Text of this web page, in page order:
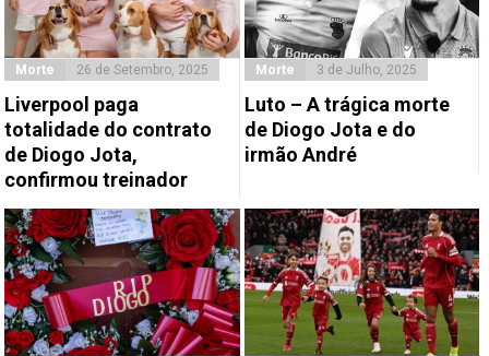
Morte 26 de Setembro, 2025
Liverpool paga
totalidade do contrato
de Diogo Jota,
confirmou treinador
Morte 3 de Julho, 2025
Luto – A trágica morte
de Diogo Jota e do
irmão André